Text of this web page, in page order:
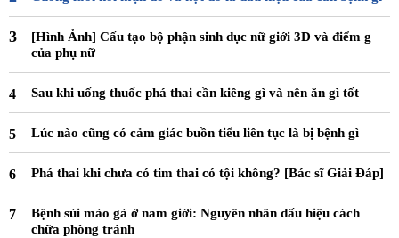
[Hình Ảnh] Cấu tạo bộ phận sinh dục nữ giới 3D và điểm g
của phụ nữ
Sau khi uống thuốc phá thai cần kiêng gì và nên ăn gì tốt
Lúc nào cũng có cảm giác buồn tiểu liên tục là bị bệnh gì
Phá thai khi chưa có tim thai có tội không? [Bác sĩ Giải Đáp]
Bệnh sùi mào gà ở nam giới: Nguyên nhân dấu hiệu cách
chữa phòng tránh